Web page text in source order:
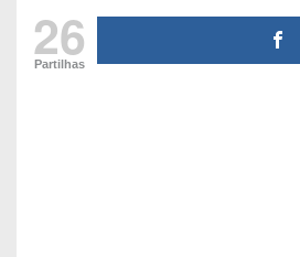
26
Partilhas